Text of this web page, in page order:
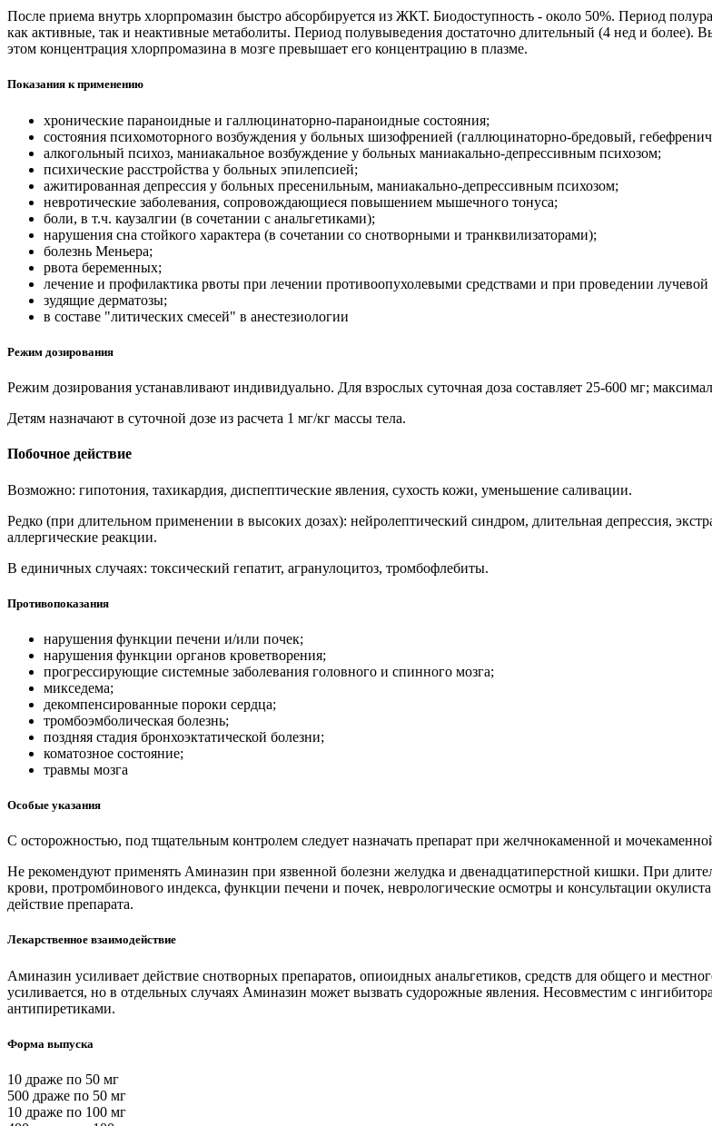
После приема внутрь хлорпромазин быстро абсорбируется из ЖКТ. Биодоступность - около 50%. Период
как активные, так и неактивные метаболиты. Период полувыведения достаточно длительный (4 нед и более).
этом концентрация хлорпромазина в мозге превышает его концентрацию в плазме.
Показания к применению
хронические параноидные и галлюцинаторно-параноидные состояния;
состояния психомоторного возбуждения у больных шизофренией (галлюцинаторно-бредовый,
алкогольный психоз, маниакальное возбуждение у больных маниакально-депрессивным психозом;
психические расстройства у больных эпилепсией;
ажитированная депрессия у больных пресенильным, маниакально-депрессивным психозом;
невротические заболевания, сопровождающиеся повышением мышечного тонуса;
боли, в т.ч. каузалгии (в сочетании с анальгетиками);
нарушения сна стойкого характера (в сочетании со снотворными и транквилизаторами);
болезнь Меньера;
рвота беременных;
лечение и профилактика рвоты при лечении противоопухолевыми средствами и при проведении лучевой
зудящие дерматозы;
в составе "литических смесей" в анестезиологии
Режим дозирования
Режим дозирования устанавливают индивидуально. Для взрослых суточная доза составляет 25-600 мг;
Детям назначают в суточной дозе из расчета 1 мг/кг массы тела.
Побочное действие
Возможно: гипотония, тахикардия, диспептические явления, сухость кожи, уменьшение саливации.
Редко (при длительном применении в высоких дозах): нейролептический синдром, длительная депрессия,
аллергические реакции.
В единичных случаях: токсический гепатит, агранулоцитоз, тромбофлебиты.
Противопоказания
нарушения функции печени и/или почек;
нарушения функции органов кроветворения;
прогрессирующие системные заболевания головного и спинного мозга;
микседема;
декомпенсированные пороки сердца;
тромбоэмболическая болезнь;
поздняя стадия бронхоэктатической болезни;
коматозное состояние;
травмы мозга
Особые указания
С осторожностью, под тщательным контролем следует назначать препарат при желчнокаменной и
Не рекомендуют применять Аминазин при язвенной болезни желудка и двенадцатиперстной кишки. При
крови, протромбинового индекса, функции печени и почек, неврологические осмотры и консультации
действие препарата.
Лекарственное взаимодействие
Аминазин усиливает действие снотворных препаратов, опиоидных анальгетиков, средств для общего и
усиливается, но в отдельных случаях Аминазин может вызвать судорожные явления. Несовместим с
антипиретиками.
Форма выпуска
10 драже по 50 мг
500 драже по 50 мг
10 драже по 100 мг